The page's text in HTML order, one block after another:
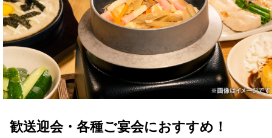
歓送迎会・各種ご宴会におすすめ！